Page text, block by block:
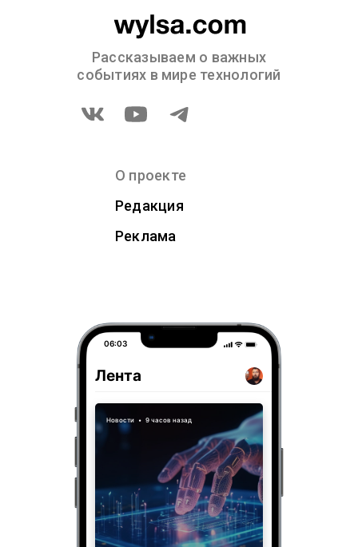
Рассказываем о важных
событиях в мире технологий
О проекте
Редакция
Реклама
06:03
Лента
Новости • 9 часов назад